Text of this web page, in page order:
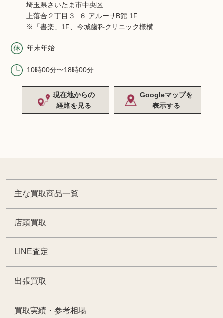
埼玉県さいたま市中央区
上落合２丁目３−６ アルーサB館 1F
※「書楽」1F、今城歯科クリニック様横
年末年始
10時00分〜18時00分
現在地からの
経路を見る
Googleマップを
表示する
主な買取商品一覧
店頭買取
LINE査定
出張買取
買取実績・参考相場